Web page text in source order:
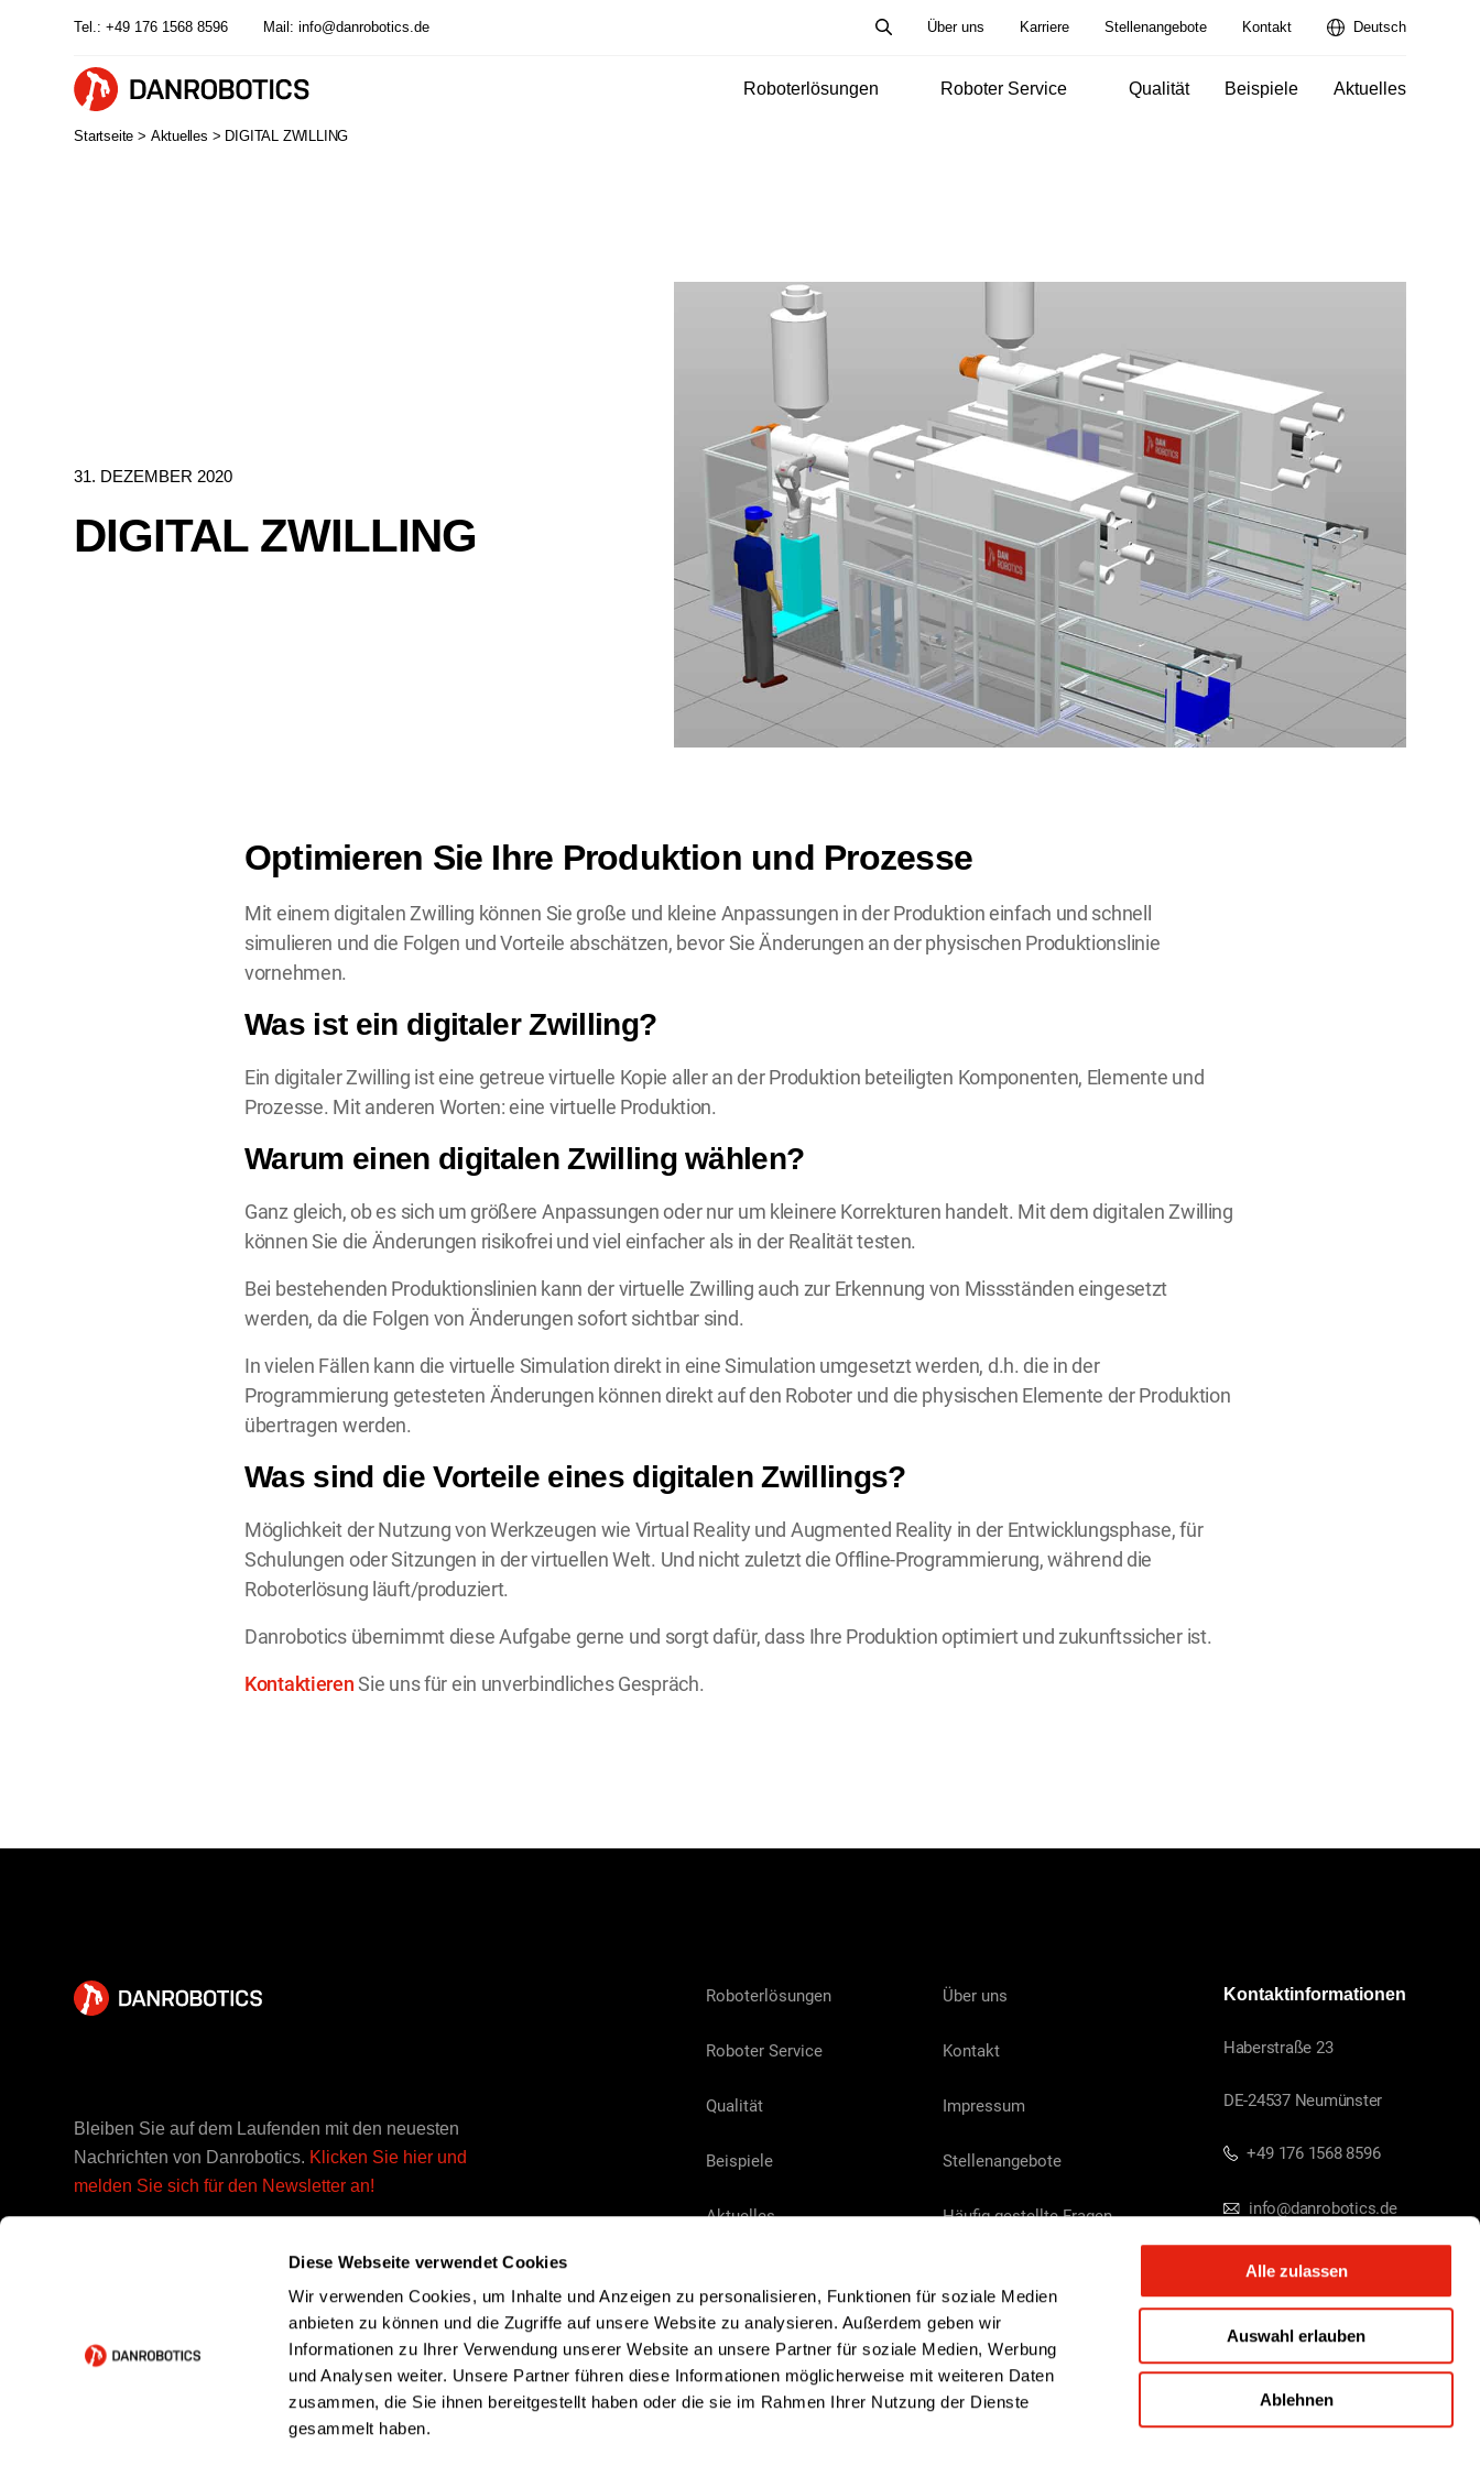
Diese Webseite verwendet Cookies
Wir verwenden Cookies, um Inhalte und Anzeigen zu personalisieren, Funktionen für soziale Medien
anbieten zu können und die Zugriffe auf unsere Website zu analysieren. Außerdem geben wir
Informationen zu Ihrer Verwendung unserer Website an unsere Partner für soziale Medien, Werbung
und Analysen weiter. Unsere Partner führen diese Informationen möglicherweise mit weiteren Daten
zusammen, die Sie ihnen bereitgestellt haben oder die sie im Rahmen Ihrer Nutzung der Dienste
gesammelt haben.
Alle zulassen
Auswahl erlauben
Ablehnen
Tel.:+49 176 1568 8596 Mail:info@danrobotics.de Über uns Karriere Stellenangebote Kontakt Deutsch
Roboterlösungen Roboter Service Qualität Beispiele Aktuelles
Startseite > Aktuelles > DIGITAL ZWILLING
31. DEZEMBER 2020
DIGITAL ZWILLING
Optimieren Sie Ihre Produktion und Prozesse
Mit einem digitalen Zwilling können Sie große und kleine Anpassungen in der Produktion einfach und schnell
simulieren und die Folgen und Vorteile abschätzen, bevor Sie Änderungen an der physischen Produktionslinie
vornehmen.
Was ist ein digitaler Zwilling?
Ein digitaler Zwilling ist eine getreue virtuelle Kopie aller an der Produktion beteiligten Komponenten, Elemente und
Prozesse. Mit anderen Worten: eine virtuelle Produktion.
Warum einen digitalen Zwilling wählen?
Ganz gleich, ob es sich um größere Anpassungen oder nur um kleinere Korrekturen handelt. Mit dem digitalen Zwilling
können Sie die Änderungen risikofrei und viel einfacher als in der Realität testen.
Bei bestehenden Produktionslinien kann der virtuelle Zwilling auch zur Erkennung von Missständen eingesetzt
werden, da die Folgen von Änderungen sofort sichtbar sind.
In vielen Fällen kann die virtuelle Simulation direkt in eine Simulation umgesetzt werden, d.h. die in der
Programmierung getesteten Änderungen können direkt auf den Roboter und die physischen Elemente der Produktion
übertragen werden.
Was sind die Vorteile eines digitalen Zwillings?
Möglichkeit der Nutzung von Werkzeugen wie Virtual Reality und Augmented Reality in der Entwicklungsphase, für
Schulungen oder Sitzungen in der virtuellen Welt. Und nicht zuletzt die Offline-Programmierung, während die
Roboterlösung läuft/produziert.
Danrobotics übernimmt diese Aufgabe gerne und sorgt dafür, dass Ihre Produktion optimiert und zukunftssicher ist.
KontaktierenSie uns für ein unverbindliches Gespräch.
Bleiben Sie auf dem Laufenden mit den neuesten
Nachrichten von Danrobotics. Klicken Sie hier und
melden Sie sich für den Newsletter an!
Roboterlösungen
Roboter Service
Qualität
Beispiele
Aktuelles
Über uns
Kontakt
Impressum
Stellenangebote
Häufig gestellte Fragen
Kontaktinformationen
Haberstraße 23
DE-24537 Neumünster
+49 176 1568 8596
info@danrobotics.de
USt.-ID-Nr.: DE341423310
Wir bei Danrobotics sind stolz darauf, dass wir dafür bekannt sind,
das Unmögliche möglich zu machen. Wir kennen unsere Roboter in-
und auswendig, und unsere engagierten Mitarbeiter sind bereit,
Ihnen beim Einstieg in die Roboterautomatisierung zu helfen.